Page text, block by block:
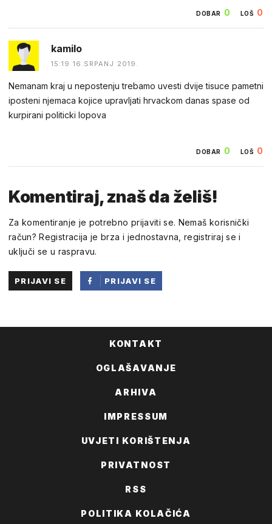
DOBAR 0 LOŠ 0
kamilo
15:19 16.SRPANJ 2019.
Nemanam kraj u nepostenju trebamo uvesti dvije tisuce pametni
iposteni njemaca kojice upravljati hrvackom danas spase od
kurpirani politicki lopova
DOBAR 0 LOŠ 0
Komentiraj, znaš da želiš!
Za komentiranje je potrebno prijaviti se. Nemaš korisnički
račun? Registracija je brza i jednostavna, registriraj se i
uključi se u raspravu.
PRIJAVI SE
PRIJAVI SE
KONTAKT
OGLAŠAVANJE
ARHIVA
IMPRESSUM
UVJETI KORIŠTENJA
PRIVATNOST
RSS
POLITIKA KOLAČIĆA